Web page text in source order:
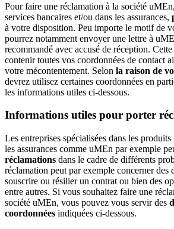
Pour faire une réclamation à la société
services bancaires et/ou dans les assurances,
à votre disposition. Peu importe le motif de
pourrez notamment envoyer une lettre à
recommandé avec accusé de réception.
contenir toutes vos coordonnées de contact
votre mécontentement. Selon la raison de
devrez utilisez certaines coordonnées en
les informations utiles ci-dessous.
Informations utiles pour porter
Les entreprises spécialisées dans les
les assurances comme uMEn par exemple
réclamations dans le cadre de différents
réclamation peut par exemple concerner des
souscrire ou résilier un contrat ou bien des
entre autres. Si vous souhaitez faire une
société uMEn, vous pouvez vous servir des
coordonnées indiquées ci-dessous.